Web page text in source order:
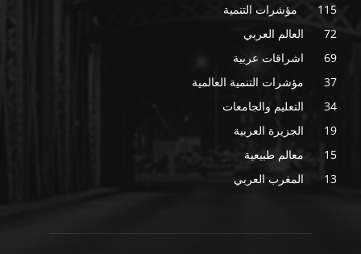
مؤشرات التنمية
115
العالم العربي
72
اشراقات عربية
69
مؤشرات التنمية العالمية
37
التعليم والجامعات
34
الجزيرة العربية
19
معالم طبيعية
15
المغرب العربي
13